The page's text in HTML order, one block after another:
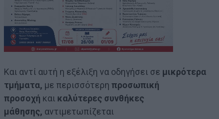
Και αντί αυτή η εξέλιξη να οδηγήσει σε μικρότερα
τμήματα, με περισσότερη προσωπική
προσοχή και καλύτερες συνθήκες
μάθησης, αντιμετωπίζεται